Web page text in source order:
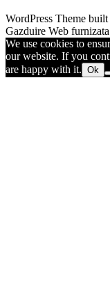
WordPress Theme
Gazduire Web
We use cookies to
our website. If you
are happy with it. Ok